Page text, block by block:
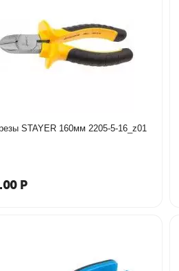
Бокорезы STAYER 160мм 2205-5-16_z01
Р